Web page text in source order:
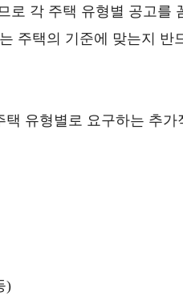
로 각 주택 유형별 공고를
주택의 기준에 맞는지 반
유형별로 요구하는 추가
)